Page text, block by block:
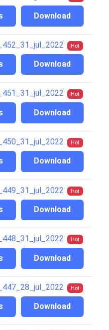
Download
Hot
Download
Hot
Download
Hot
Download
Hot
Download
Hot
Download
Hot
Download